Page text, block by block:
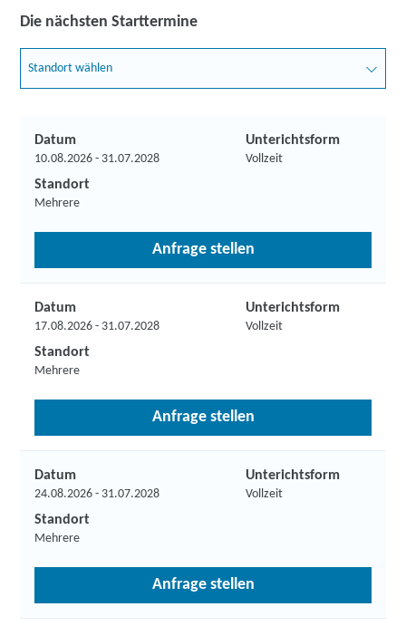
Die nächsten Starttermine
Standort wählen
Datum
10.08.2026 - 31.07.2028
Unterichtsform
Vollzeit
Standort
Mehrere
Anfrage stellen
Datum
17.08.2026 - 31.07.2028
Unterichtsform
Vollzeit
Standort
Mehrere
Anfrage stellen
Datum
24.08.2026 - 31.07.2028
Unterichtsform
Vollzeit
Standort
Mehrere
Anfrage stellen